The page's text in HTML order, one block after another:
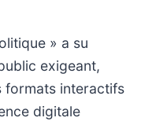
» a su
exigeant,
formats interactifs
digitale